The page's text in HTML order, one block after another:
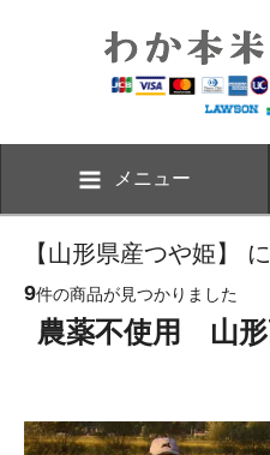
メニュー
【山形県産つや姫】
9件の商品が見つかりました
農薬不使用 山